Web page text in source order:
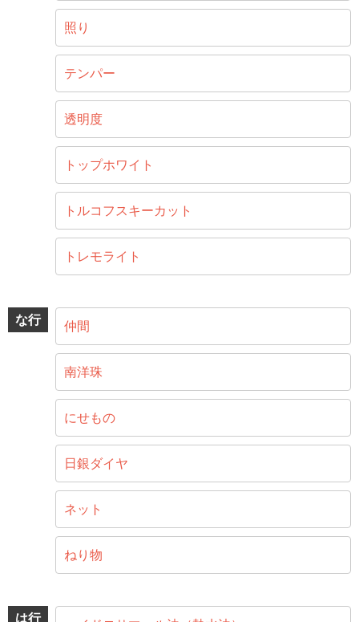
照り
テンパー
透明度
トップホワイト
トルコフスキーカット
トレモライト
な行 仲間
南洋珠
にせもの
日銀ダイヤ
ネット
ねり物
は行